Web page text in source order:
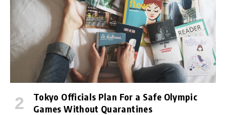
Tokyo Officials Plan For a Safe Olympic
Games Without Quarantines